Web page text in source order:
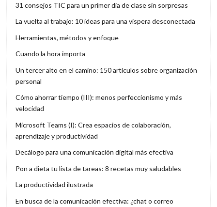
31 consejos TIC para un primer día de clase sin sorpresas
La vuelta al trabajo: 10 ideas para una víspera desconectada
Herramientas, métodos y enfoque
Cuando la hora importa
Un tercer alto en el camino: 150 artículos sobre organización
personal
Cómo ahorrar tiempo (III): menos perfeccionismo y más
velocidad
Microsoft Teams (I): Crea espacios de colaboración,
aprendizaje y productividad
Decálogo para una comunicación digital más efectiva
Pon a dieta tu lista de tareas: 8 recetas muy saludables
La productividad ilustrada
En busca de la comunicación efectiva: ¿chat o correo